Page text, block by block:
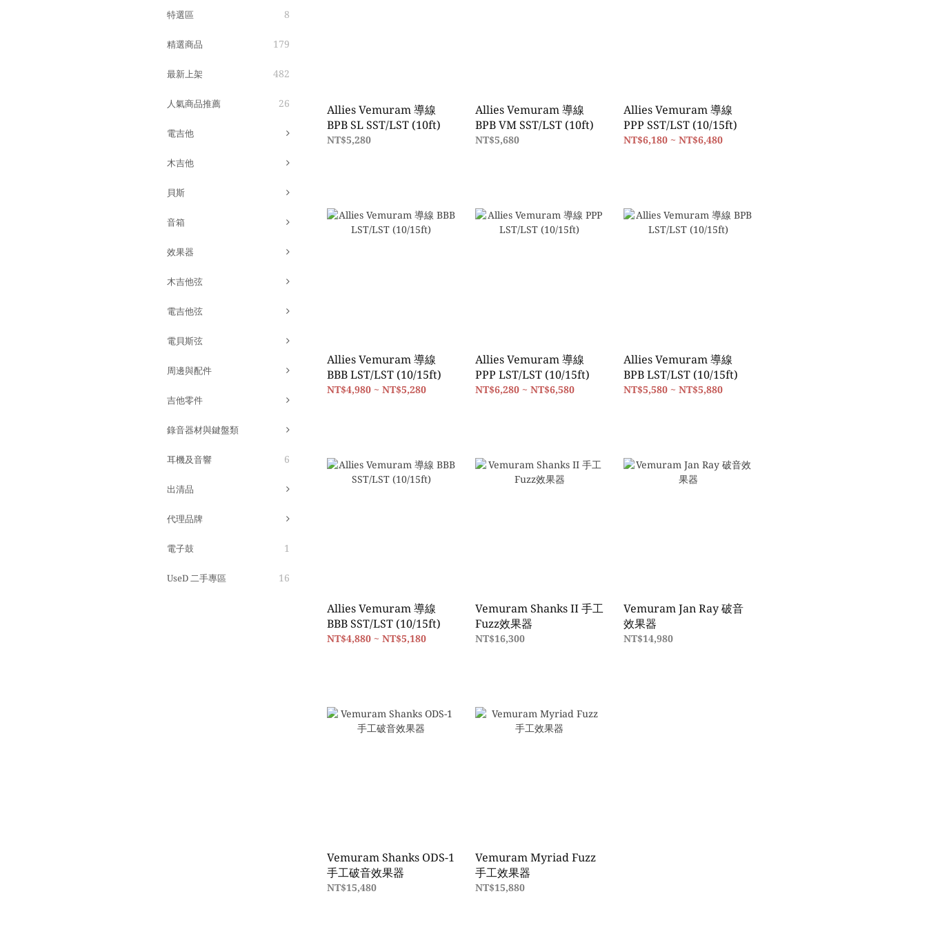
特選區 8
精選商品 179
最新上架 482
人氣商品推薦 26
電吉他
木吉他
貝斯
音箱
效果器
木吉他弦
電吉他弦
電貝斯弦
周邊與配件
吉他零件
錄音器材與鍵盤類
耳機及音響 6
出清品
代理品牌
電子鼓 1
UseD 二手專區 16
Allies Vemuram 導線
BPB SL SST/LST (10ft)
NT$5,280
Allies Vemuram 導線
BPB VM SST/LST (10ft)
NT$5,680
Allies Vemuram 導線
PPP SST/LST (10/15ft)
NT$6,180 ~ NT$6,480
Allies Vemuram 導線
BBB LST/LST (10/15ft)
NT$4,980 ~ NT$5,280
Allies Vemuram 導線
PPP LST/LST (10/15ft)
NT$6,280 ~ NT$6,580
Allies Vemuram 導線
BPB LST/LST (10/15ft)
NT$5,580 ~ NT$5,880
Allies Vemuram 導線
BBB SST/LST (10/15ft)
NT$4,880 ~ NT$5,180
Vemuram Shanks II 手工
Fuzz效果器
NT$16,300
Vemuram Jan Ray 破音
效果器
NT$14,980
Vemuram Shanks ODS-1
手工破音效果器
NT$15,480
Vemuram Myriad Fuzz
手工效果器
NT$15,880